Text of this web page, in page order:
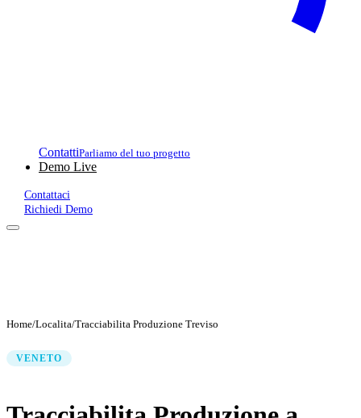
ContattiParliamo del tuo progetto
Demo Live
Contattaci
Richiedi Demo
Home/Localita/Tracciabilita Produzione Treviso
VENETO